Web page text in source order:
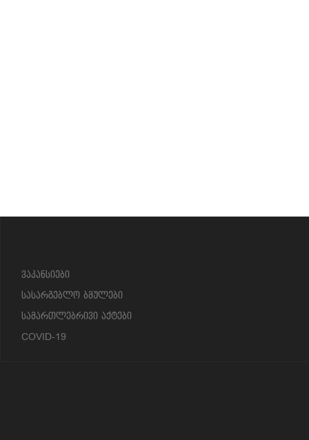
ვაკანსიები
სასარგებლო ბმულები
სამართლებრივი აქტები
COVID-19